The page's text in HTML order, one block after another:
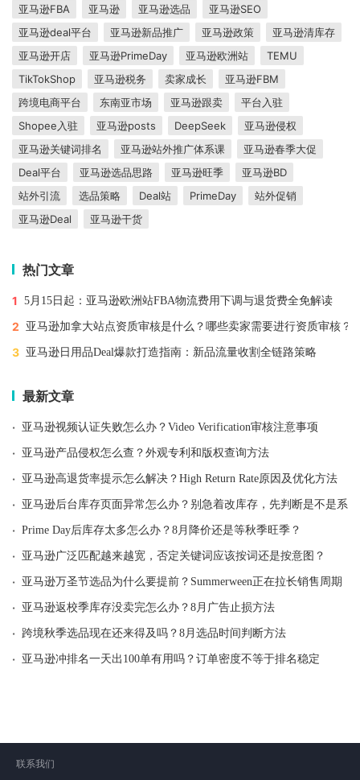
亚马逊FBA
亚马逊 亚马逊选品
亚马逊SEO
亚马逊deal平台
亚马逊新品推广 亚马逊政策
亚马逊清库存
亚马逊开店
亚马逊PrimeDay 亚马逊欧洲站
TEMU
TikTokShop
亚马逊税务 卖家成长
亚马逊FBM
跨境电商平台
东南亚市场 亚马逊跟卖
平台入驻
Shopee入驻
亚马逊posts DeepSeek
亚马逊侵权
亚马逊关键词排名
亚马逊站外推广体系课
亚马逊春季大促
Deal平台
亚马逊选品思路 亚马逊旺季
亚马逊BD
站外引流
选品策略 Deal站 PrimeDay
站外促销
亚马逊Deal
亚马逊干货
热门文章
1 5月15日起：亚马逊欧洲站FBA物流费用下调与退货费全免解读
2 亚马逊加拿大站点资质审核是什么？哪些卖家需要进行资质审核？
3 亚马逊日用品Deal爆款打造指南：新品流量收割全链路策略
最新文章
· 亚马逊视频认证失败怎么办？Video Verification审核注意事项
· 亚马逊产品侵权怎么查？外观专利和版权查询方法
· 亚马逊高退货率提示怎么解决？High Return Rate原因及优化方法
· 亚马逊后台库存页面异常怎么办？别急着改库存，先判断是不是系
· Prime Day后库存太多怎么办？8月降价还是等秋季旺季？
· 亚马逊广泛匹配越来越宽，否定关键词应该按词还是按意图？
· 亚马逊万圣节选品为什么要提前？Summerween正在拉长销售周期
· 亚马逊返校季库存没卖完怎么办？8月广告止损方法
· 跨境秋季选品现在还来得及吗？8月选品时间判断方法
· 亚马逊冲排名一天出100单有用吗？订单密度不等于排名稳定
联系我们